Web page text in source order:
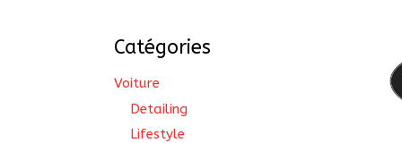
Catégories
Voiture
Detailing
Lifestyle